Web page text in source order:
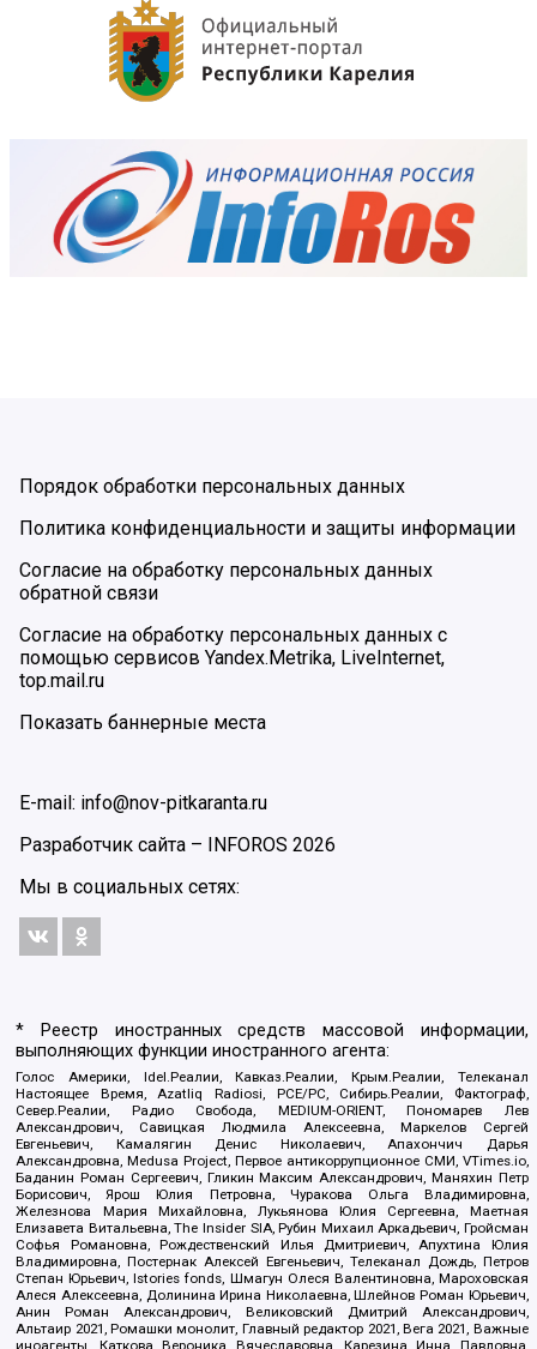
Порядок обработки персональных данных
Политика конфиденциальности и защиты информации
Согласие на обработку персональных данных
обратной связи
Согласие на обработку персональных данных с
помощью сервисов Yandex.Metrika, LiveInternet,
top.mail.ru
Показать баннерные места
E-mail: info@nov-pitkaranta.ru
Разработчик сайта –
INFOROS 2026
Мы в социальных сетях:
* Реестр иностранных средств массовой информации,
выполняющих функции иностранного агента:
Голос Америки, Idel.Реалии, Кавказ.Реалии, Крым.Реалии, Телеканал
Настоящее Время, Azatliq Radiosi, PCE/PC, Сибирь.Реалии, Фактограф,
Север.Реалии, Радио Свобода, MEDIUM-ORIENT, Пономарев Лев
Александрович, Савицкая Людмила Алексеевна, Маркелов Сергей
Евгеньевич, Камалягин Денис Николаевич, Апахончич Дарья
Александровна, Medusa Project, Первое антикоррупционное СМИ, VTimes.io,
Баданин Роман Сергеевич, Гликин Максим Александрович, Маняхин Петр
Борисович, Ярош Юлия Петровна, Чуракова Ольга Владимировна,
Железнова Мария Михайловна, Лукьянова Юлия Сергеевна, Маетная
Елизавета Витальевна, The Insider SIA, Рубин Михаил Аркадьевич, Гройсман
Софья Романовна, Рождественский Илья Дмитриевич, Апухтина Юлия
Владимировна, Постернак Алексей Евгеньевич, Телеканал Дождь, Петров
Степан Юрьевич, Istories fonds, Шмагун Олеся Валентиновна, Мароховская
Алеся Алексеевна, Долинина Ирина Николаевна, Шлейнов Роман Юрьевич,
Анин Роман Александрович, Великовский Дмитрий Александрович,
Альтаир 2021, Ромашки монолит, Главный редактор 2021, Вега 2021, Важные
иноагенты, Каткова Вероника Вячеславовна, Карезина Инна Павловна,